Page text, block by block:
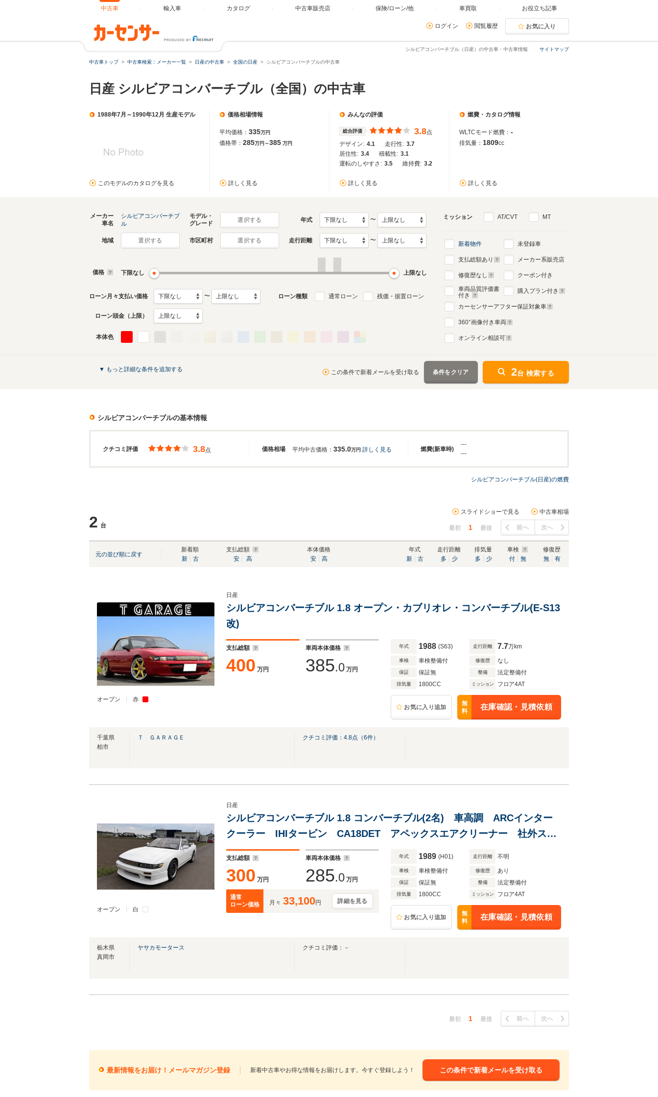
中古車 輸入車 カタログ 中古車販売店 保険/ローン/他 車買取 お役立ち記事
ログイン 閲覧履歴 お気に入り
サイトマップ
シルビアコンバーチブル（日産）の中古車・中古車情報
中古車トップ 中古車検索：メーカー一覧 日産の中古車 全国の日産 シルビアコンバーチブルの中古車
日産 シルビアコンバーチブル（全国）の中古車
1988年7月～1990年12月 生産モデル
このモデルのカタログを見る
価格相場情報
平均価格： 335万円
価格帯： 285万円～385 万円
詳しく見る
みんなの評価
総合評価 3.8点
デザイン: 4.1 走行性: 3.7
居住性: 3.4 積載性: 3.1
運転のしやすさ: 3.5 維持費: 3.2
詳しく見る
燃費・カタログ情報
WLTCモード燃費： -
排気量： 1809cc
詳しく見る
メーカー
車名
シルビアコンバーチブ
ル
モデル・
グレード
選択する 年式 〜
地域 選択する 市区町村 選択する 走行距離 〜
価格 下限なし 上限なし
ローン月々支払い価格 〜 ローン種類 通常ローン 残価・据置ローン
ローン頭金（上限）
本体色
ミッション AT/CVT MT
新着物件
支払総額あり
修復歴なし
車両品質評価書
付き
未登録車
メーカー系販売店
クーポン付き
購入プラン付き
カーセンサーアフター保証対象車
360°画像付き車両
オンライン相談可
▼ もっと詳細な条件を追加する この条件で新着メールを受け取る 条件をクリア 2台 検索する
シルビアコンバーチブルの基本情報
クチコミ評価 価格相場 燃費(新車時)
3.8点 平均中古価格： 335.0万円 詳しく見る
---
---
シルビアコンバーチブル(日産)の燃費
2 台
スライドショーで見る 中古車相場
最初 1 最後 前へ 次へ
元の並び順に戻す
新着順
新
古
支払総額
安
高
本体価格
安
高
年式
新
古
走行距離
多
少
排気量
多
少
車検
付
無
修復歴
無
有
オープン 赤
日産
シルビアコンバーチブル 1.8 オープン・カブリオレ・コンバーチブル(E-S13
改)
支払総額
400 万円
車両本体価格
385.0 万円
年式 1988 (S63) 走行距離 7.7万km
車検 車検整備付 修復歴 なし
保証 保証無 整備 法定整備付
排気量 1800CC ミッション フロア4AT
お気に入り追加
無
料
在庫確認・見積依頼
千葉県
柏市
Ｔ ＧＡＲＡＧＥ クチコミ評価： 4.8点（6件）
オープン 白
日産
シルビアコンバーチブル 1.8 コンバーチブル(2名) 車高調 ARCインター
クーラー IHIタービン CA18DET アペックスエアクリーナー 社外ステ
アリング レーシングスパルコアルミホイール
支払総額
300 万円
車両本体価格
285.0 万円
通常
ローン価格
月々 33,100円 詳細を見る
年式 1989 (H01) 走行距離 不明
車検 車検整備付 修復歴 あり
保証 保証無 整備 法定整備付
排気量 1800CC ミッション フロア4AT
お気に入り追加
無
料
在庫確認・見積依頼
栃木県
真岡市
ヤサカモータース クチコミ評価：－
最初 1 最後 前へ 次へ
最新情報をお届け！メールマガジン登録 新着中古車やお得な情報をお届けします。今すぐ登録しよう！ この条件で新着メールを受け取る